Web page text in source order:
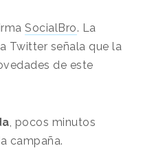
SocialBro. La
Twitter señala que la
de este
, pocos minutos
campaña.